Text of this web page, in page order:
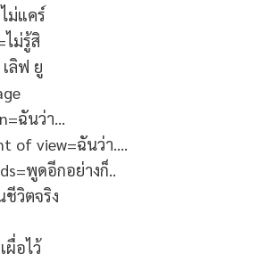
ม่แคร์
ไม่รู้สิ
เลิฟ ยู
ฉันว่า...
of view=ฉันว่า....
พูดอีกอย่างก็..
ชีวิตจริง
ผื่อไว้